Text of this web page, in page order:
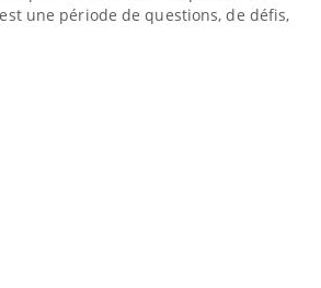
une période de questions, de défis,